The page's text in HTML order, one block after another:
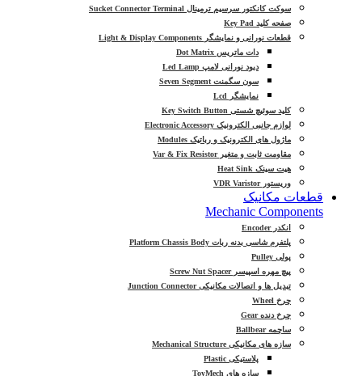
سوکت کانکتور سرسیم ترمینال Sucket Connector Terminal
صفحه کلید Key Pad
قطعات نورانی و نمایشگر Light & Display Components
دات ماتریس Dot Matrix
دیود نورانی لامپ Led Lamp
سون سگمنت Seven Segment
نمایشگر Lcd
کلید سوئیچ شستی Key Switch Button
لوازم جانبی الکترونیک Electronic Accessory
ماژول های الکترونیک و رباتیک Modules
مقاومت ثابت و متغیر Var & Fix Resistor
هیت سینک Heat Sink
وریستور VDR Varistor
قطعات مکانیک
Mechanic Components
انکدر Encoder
پلتفرم شاسی بدنه ربات Platform Chassis Body
پولی Pulley
پیچ مهره اسپیسر Screw Nut Spacer
تبدیل ها و اتصالات مکانیکی Junction Connector
چرخ Wheel
چرخ دنده Gear
ساچمه Ballbear
سازه های مکانیکی Mechanical Structure
پلاستیکی Plastic
سازه های ToyMech